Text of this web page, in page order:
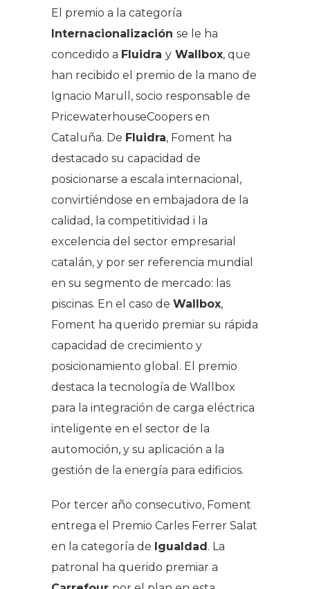
El premio a la categoría
Internacionalización se le ha
concedido a Fluidra y Wallbox, que
han recibido el premio de la mano de
Ignacio Marull, socio responsable de
PricewaterhouseCoopers en
Cataluña. De Fluidra, Foment ha
destacado su capacidad de
posicionarse a escala internacional,
convirtiéndose en embajadora de la
calidad, la competitividad i la
excelencia del sector empresarial
catalán, y por ser referencia mundial
en su segmento de mercado: las
piscinas. En el caso de Wallbox,
Foment ha querido premiar su rápida
capacidad de crecimiento y
posicionamiento global. El premio
destaca la tecnología de Wallbox
para la integración de carga eléctrica
inteligente en el sector de la
automoción, y su aplicación a la
gestión de la energía para edificios.
Por tercer año consecutivo, Foment
entrega el Premio Carles Ferrer Salat
en la categoría de Igualdad. La
patronal ha querido premiar a